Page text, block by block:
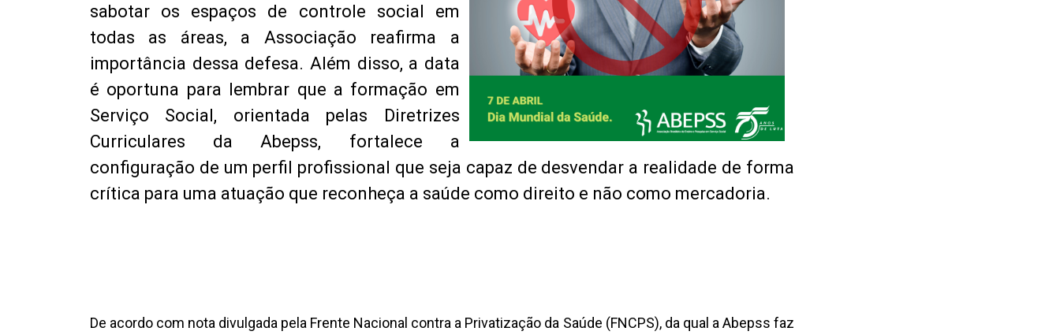
sabotar os espaços de controle social em
todas as áreas, a Associação reafirma a
importância dessa defesa. Além disso, a data
é oportuna para lembrar que a formação em
Serviço Social, orientada pelas Diretrizes
Curriculares da Abepss, fortalece a
configuração de um perfil profissional que seja capaz de desvendar a realidade de forma
crítica para uma atuação que reconheça a saúde como direito e não como mercadoria.
De acordo com nota divulgada pela Frente Nacional contra a Privatização da Saúde (FNCPS), da qual a Abepss faz